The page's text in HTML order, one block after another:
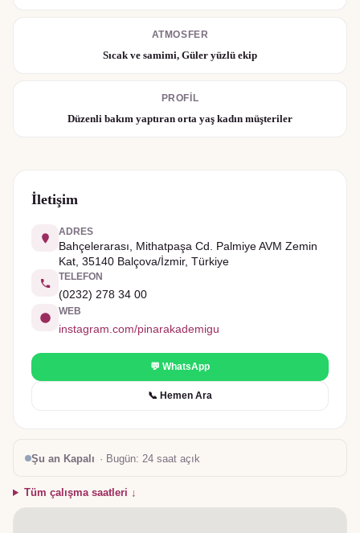
ATMOSFER
Sıcak ve samimi, Güler yüzlü ekip
PROFIL
Düzenli bakım yaptıran orta yaş kadın müşteriler
İletişim
ADRES
Bahçelerarası, Mithatpaşa Cd. Palmiye AVM Zemin
Kat, 35140 Balçova/İzmir, Türkiye
TELEFON
(0232) 278 34 00
WEB
instagram.com/pinarakademigu
💬 WhatsApp
📞 Hemen Ara
Şu an Kapalı · Bugün: 24 saat açık
Tüm çalışma saatleri ↓